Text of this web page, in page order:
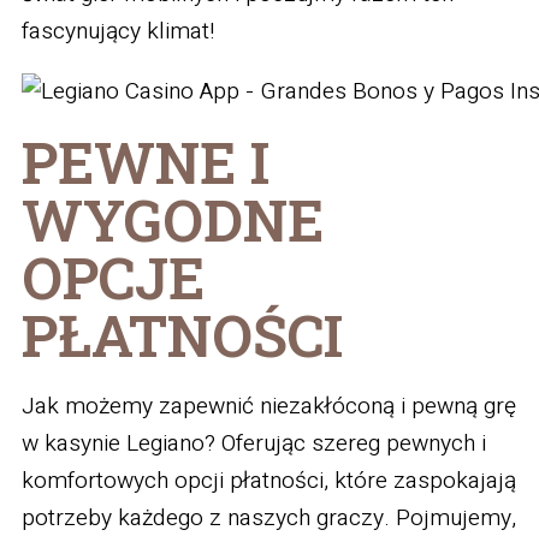
fascynujący klimat!
PEWNE I
WYGODNE
OPCJE
PŁATNOŚCI
Jak możemy zapewnić niezakłóconą i pewną grę
w kasynie Legiano? Oferując szereg pewnych i
komfortowych opcji płatności, które zaspokajają
potrzeby każdego z naszych graczy. Pojmujemy,